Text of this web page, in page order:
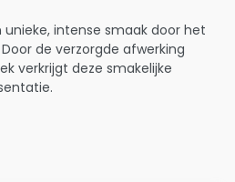
unieke, intense smaak door het
de verzorgde afwerking
verkrijgt deze smakelijke